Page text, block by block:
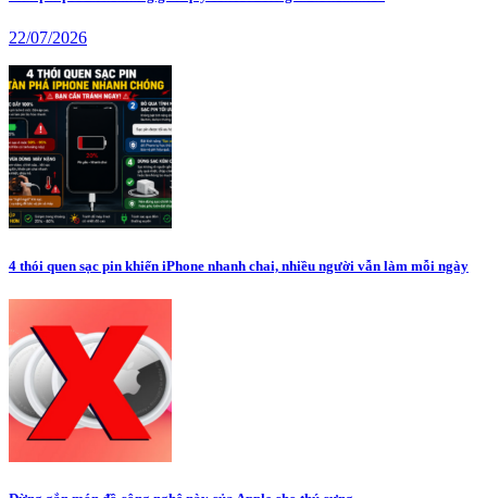
22/07/2026
4 thói quen sạc pin khiến iPhone nhanh chai, nhiều người vẫn làm mỗi ngày